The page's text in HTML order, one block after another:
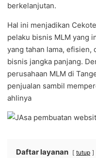
berkelanjutan.
Hal ini menjadikan
pelaku bisnis MLM yang
yang tahan lama, efisien,
bisnis jangka panjang.
perusahaan MLM di
penjualan sambil
ahlinya
Daftar layanan tutup